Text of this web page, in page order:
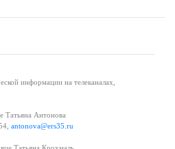
информации на телеканалах,
Татьяна Антонова
antonova@ers35.ru